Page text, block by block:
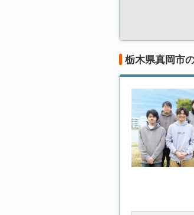
栃木県真岡市